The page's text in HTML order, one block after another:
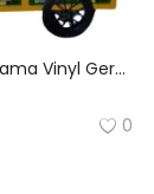
Cetak Sticker Ritrama Vinyl Gerobak Dorong Meja Etalase Booth Portable Murah
0